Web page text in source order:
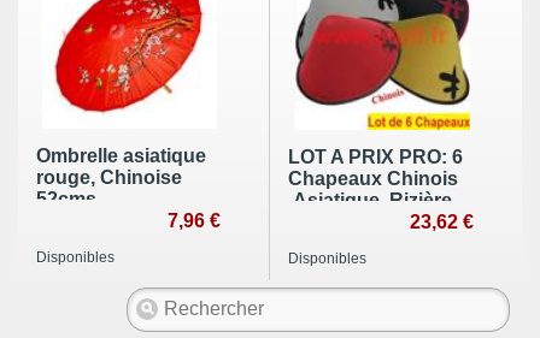
Ombrelle asiatique
rouge, Chinoise
52cms
7,96 €
Disponibles
LOT A PRIX PRO: 6
Chapeaux Chinois
,Asiatique, Rizière
23,62 €
Disponibles